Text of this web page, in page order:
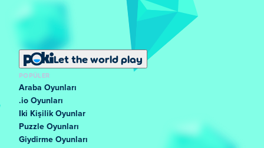
Let the world play
POPÜLER
Araba Oyunları
.io Oyunları
Iki Kişilik Oyunlar
Puzzle Oyunları
Giydirme Oyunları